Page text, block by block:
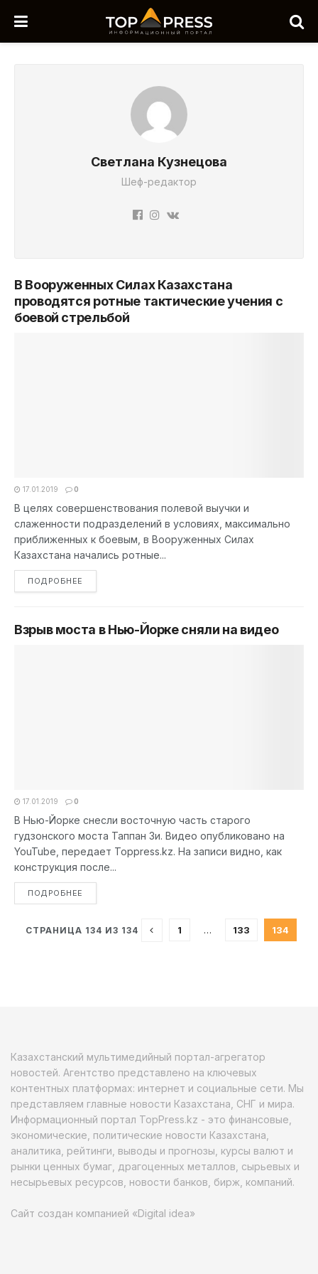
Светлана Кузнецова
Шеф-редактор
В Вооруженных Силах Казахстана
проводятся ротные тактические учения с
боевой стрельбой
17.01.2019 0
В целях совершенствования полевой выучки и
слаженности подразделений в условиях, максимально
приближенных к боевым, в Вооруженных Силах
Казахстана начались ротные...
ПОДРОБНЕЕ
Взрыв моста в Нью-Йорке сняли на видео
17.01.2019 0
В Нью-Йорке снесли восточную часть старого
гудзонского моста Таппан Зи. Видео опубликовано на
YouTube, передает Toppress.kz. На записи видно, как
конструкция после...
ПОДРОБНЕЕ
СТРАНИЦА 134 ИЗ 134 1 … 133 134
Казахстанский мультимедийный портал-агрегатор
новостей. Агентство представлено на ключевых
контентных платформах: интернет и социальные сети. Мы
представляем главные новости Казахстана, СНГ и мира.
Информационный портал TopPress.kz - это финансовые,
экономические, политические новости Казахстана,
аналитика, рейтинги, выводы и прогнозы, курсы валют и
рынки ценных бумаг, драгоценных металлов, сырьевых и
несырьевых ресурсов, новости банков, бирж, компаний.
Сайт создан компанией «Digital idea»